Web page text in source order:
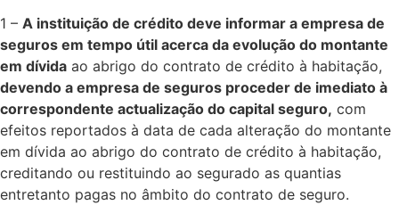
1 – A instituição de crédito deve informar a empresa de
seguros em tempo útil acerca da evolução do montante
em dívida ao abrigo do contrato de crédito à habitação,
devendo a empresa de seguros proceder de imediato à
correspondente actualização do capital seguro, com
efeitos reportados à data de cada alteração do montante
em dívida ao abrigo do contrato de crédito à habitação,
creditando ou restituindo ao segurado as quantias
entretanto pagas no âmbito do contrato de seguro.​